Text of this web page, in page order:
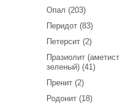
Опал (203)
Перидот (83)
Петерсит (2)
Празиолит (аметист
зеленый) (41)
Пренит (2)
Родонит (18)